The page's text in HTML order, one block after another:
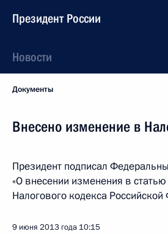
Президент России
Новости
Документы
Внесено изменение в
Президент подписал
«О внесении изменения в
Налогового кодекса
9 июня 2013 года 10:15